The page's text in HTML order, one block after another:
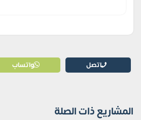
اتصل واتساب
المشاريع ذات الصلة